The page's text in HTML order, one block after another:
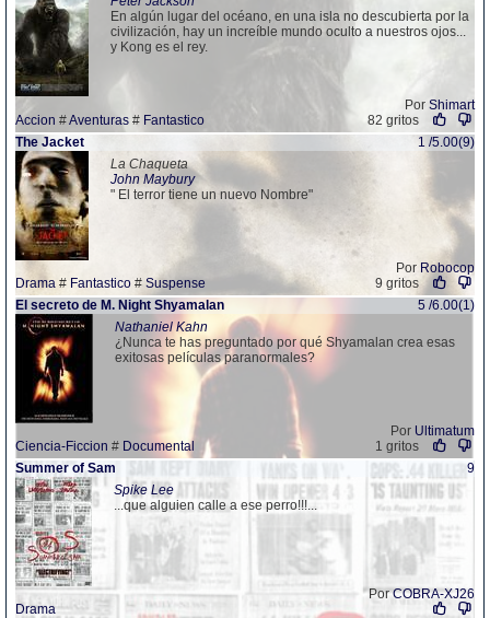
En algún lugar del océano, en una isla no descubierta por la
civilización, hay un increíble mundo oculto a nuestros ojos...
y Kong es el rey.
Por Shimart
Accion #Aventuras # Fantastico
82 gritos
The Jacket
1 /5.00(9)
La Chaqueta
John Maybury
" El terror tiene un nuevo Nombre"
Por Robocop
Drama # Fantastico # Suspense
9 gritos
El secreto de M. Night Shyamalan
5 /6.00(1)
Nathaniel Kahn
¿Nunca te has preguntado por qué Shyamalan crea esas
exitosas películas paranormales?
Por Ultimatum
Ciencia-Ficcion # Documental
1 gritos
Summer of Sam
9
Spike Lee
...que alguien calle a ese perro!!!...
PorCOBRA-XJ26
Drama